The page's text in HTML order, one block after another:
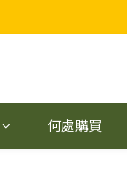
何處購買